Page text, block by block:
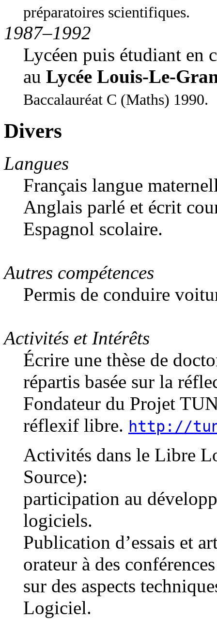
préparatoires scientifiques.
1987–1992
Lycéen puis étudiant en
au Lycée Louis-Le-
Baccalauréat C (Maths) 1990.
Divers
Langues
Français langue
Anglais parlé et écrit
Espagnol scolaire.
Autres compétences
Permis de conduire
Activités et Intérêts
Écrire une thèse de
répartis basée sur la
Fondateur du Projet
réflexif libre. http://
Activités dans le Libre
Source):
participation au
logiciels.
Publication d’essais et
orateur à des conférences
sur des aspects
Logiciel.